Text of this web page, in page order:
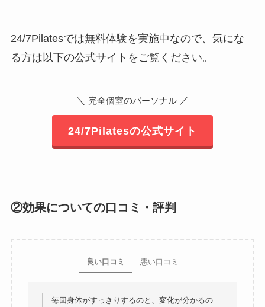
24/7Pilatesでは無料体験を実施中なので、気にな
る方は以下の公式サイトをご覧ください。
＼ 完全個室のパーソナル ／
24/7Pilatesの公式サイト
②効果についての口コミ・評判
良い口コミ 悪い口コミ
毎回身体がすっきりするのと、変化が分かるの